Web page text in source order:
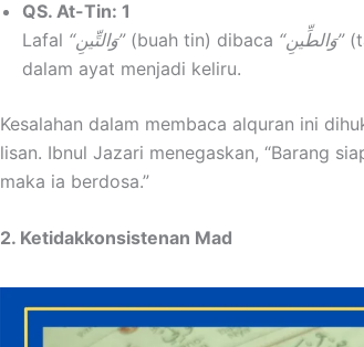
QS. At-Tin: 1
Lafal
“وَالتِّينِ”(buah tin) dibaca “وَالطِّينِ”
dalam ayat menjadi keliru.
Kesalahan dalam membaca alquran ini
lisan. Ibnul Jazari menegaskan, “Barang
maka ia berdosa.”
2. Ketidakkonsistenan Mad